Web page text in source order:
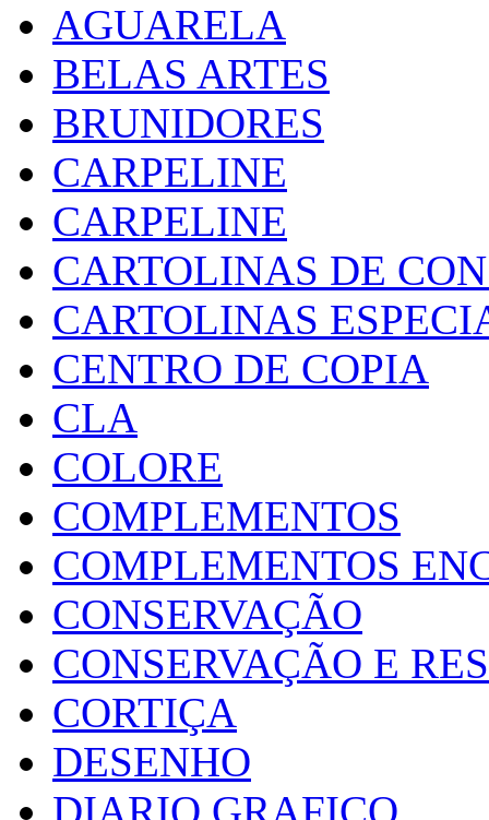
AGUARELA
BELAS ARTES
BRUNIDORES
CARPELINE
CARPELINE
CARTOLINAS DE
CARTOLINAS
CENTRO DE COPIA
CLA
COLORE
COMPLEMENTOS
COMPLEMENTOS
CONSERVAÇÃO
CONSERVAÇÃO E
CORTIÇA
DESENHO